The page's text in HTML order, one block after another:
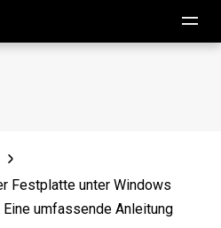
Festplatte unter Windows
umfassende Anleitung